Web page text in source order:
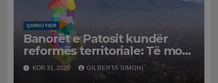
QARKU FIER
Banorët e Patosit kundër
reformës territoriale: Të mos
humbasim identitetin e
qytetit
KOR 31, 2026 GILBERTA SIMONI